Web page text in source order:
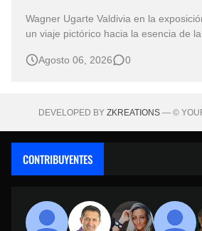
Wagner Ugarte Valdivia en la
un viaje pictórico hacia la esencia de la
aquello que permanece oculto en la
Agosto 06, 2026 0
DEVELOPED BY ZKREATIONS— ©
CONTRIBUYENTES